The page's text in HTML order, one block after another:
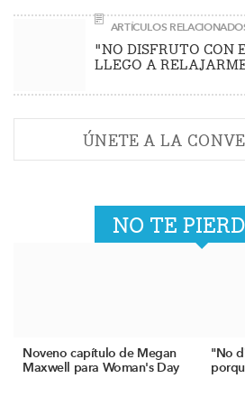
ARTÍCULOS
"NO DISFRUTO CON
LLEGO A
ÚNETE A LA
NO TE
Noveno capítulo de Megan
Maxwell para Woman's Day
"No